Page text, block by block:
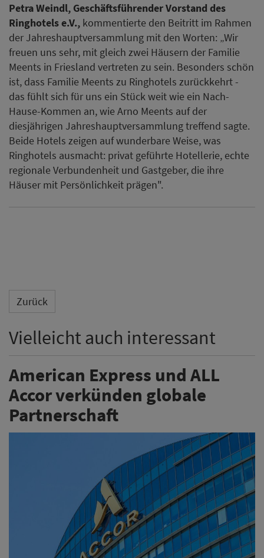
Petra Weindl, Geschäftsführender Vorstand des
Ringhotels e.V., kommentierte den Beitritt im Rahmen
der Jahreshauptversammlung mit den Worten: „Wir
freuen uns sehr, mit gleich zwei Häusern der Familie
Meents in Friesland vertreten zu sein. Besonders schön
ist, dass Familie Meents zu Ringhotels zurückkehrt -
das fühlt sich für uns ein Stück weit wie ein Nach-
Hause-Kommen an, wie Arno Meents auf der
diesjährigen Jahreshauptversammlung treffend sagte.
Beide Hotels zeigen auf wunderbare Weise, was
Ringhotels ausmacht: privat geführte Hotellerie, echte
regionale Verbundenheit und Gastgeber, die ihre
Häuser mit Persönlichkeit prägen".
Zurück
Vielleicht auch interessant
American Express und ALL
Accor verkünden globale
Partnerschaft